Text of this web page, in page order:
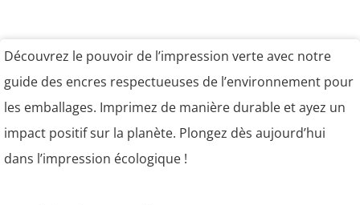
Découvrez le pouvoir de l’impression verte avec notre
guide des encres respectueuses de l’environnement pour
les emballages. Imprimez de manière durable et ayez un
impact positif sur la planète. Plongez dès aujourd’hui
dans l’impression écologique !